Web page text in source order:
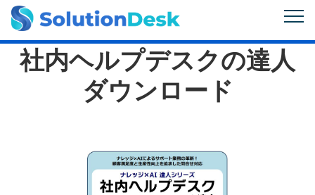
社内ヘルプデスクの達人
ダウンロード